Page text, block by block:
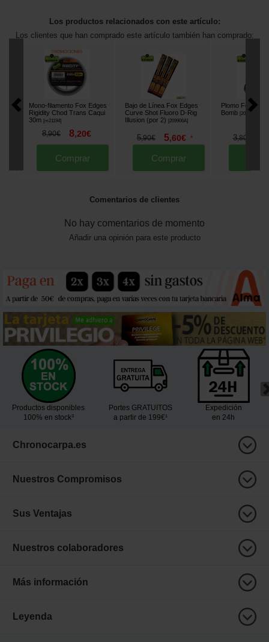
Los productos relacionados con este artículo:
Los clientes que han comprado este artículo también han comprado:
Mono-filamento Fox Edges
Rigidity Chod Trans Caqui
30m [m21194]
8,90€ 8,20€
Comprar
Bajo de Línea Fox Edges
Curve Shot Fluoro D-Rig
Illusion (por 2)
[209906A]
5,90€ 5,60€ *
Comprar
Plomo Fox
Bomb [208902A
3,80
Comentarios de clientes
No hay comentarios de momento
Añadir una opinión para este producto
Productos disponibles
100% en stock³
Portes GRATUITOS
a partir de 199€¹
Expedición
en 24h
Chronocarpa.es
Nuestros Compromisos
Sus Ventajas
Nuestros colaboradores
Más información
Leyenda